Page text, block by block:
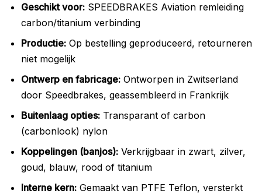
Geschikt voor:SPEEDBRAKES Aviation remleiding
carbon/titanium verbinding
Productie:Op bestelling geproduceerd, retourneren
niet mogelijk
Ontwerp en fabricage:Ontworpen in Zwitserland
door Speedbrakes, geassembleerd in Frankrijk
Buitenlaag opties:Transparant of carbon
(carbonlook) nylon
Koppelingen (banjos):Verkrijgbaar in zwart, zilver,
goud, blauw, rood of titanium
Interne kern:Gemaakt van PTFE Teflon, versterkt